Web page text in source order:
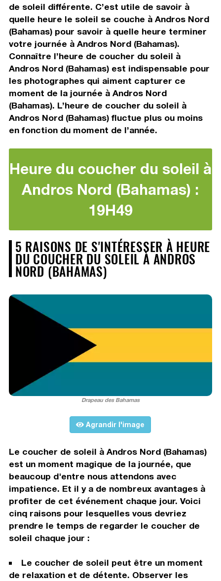
de soleil différente. C’est utile de savoir à
quelle heure le soleil se couche à Andros Nord
(Bahamas) pour savoir à quelle heure terminer
votre journée à Andros Nord (Bahamas).
Connaître l’heure de coucher du soleil à
Andros Nord (Bahamas) est indispensable pour
les photographes qui aiment capturer ce
moment de la journée à Andros Nord
(Bahamas). L’heure de coucher du soleil à
Andros Nord (Bahamas) fluctue plus ou moins
en fonction du moment de l’année.
Heure du coucher du soleil à
Andros Nord (Bahamas) :
19H49
5 RAISONS DE S'INTÉRESSER À HEURE
DU COUCHER DU SOLEIL À ANDROS
NORD (BAHAMAS)
Drapeau des Bahamas
Agrandir l'image
Le coucher de soleil à Andros Nord (Bahamas)
est un moment magique de la journée, que
beaucoup d'entre nous attendons avec
impatience. Et il y a de nombreux avantages à
profiter de cet événement chaque jour. Voici
cinq raisons pour lesquelles vous devriez
prendre le temps de regarder le coucher de
soleil chaque jour :
Le coucher de soleil peut être un moment
de relaxation et de détente. Observer les